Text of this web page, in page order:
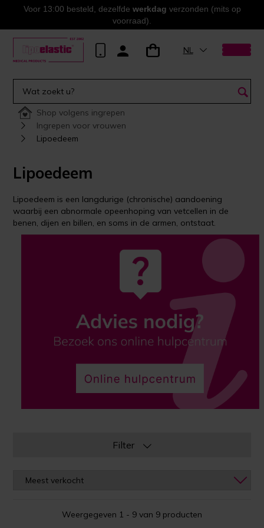
Voor 13:00 besteld, dezelfde werkdag verzonden (mits op
voorraad).
NL
Shop volgens ingrepen
Ingrepen voor vrouwen
Lipoedeem
Lipoedeem
Lipoedeem is een langdurige (chronische) aandoening
waarbij een abnormale opeenhoping van vetcellen in de
benen, dijen en billen, en soms in de armen, ontstaat.
Filter
Weergegeven 1 - 9 van 9 producten